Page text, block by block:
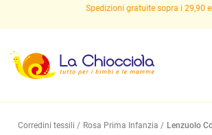
Spedizioni gratuite sopra i 29,90
Corredini tessili Rosa Prima Infanzia
Lenzuolo